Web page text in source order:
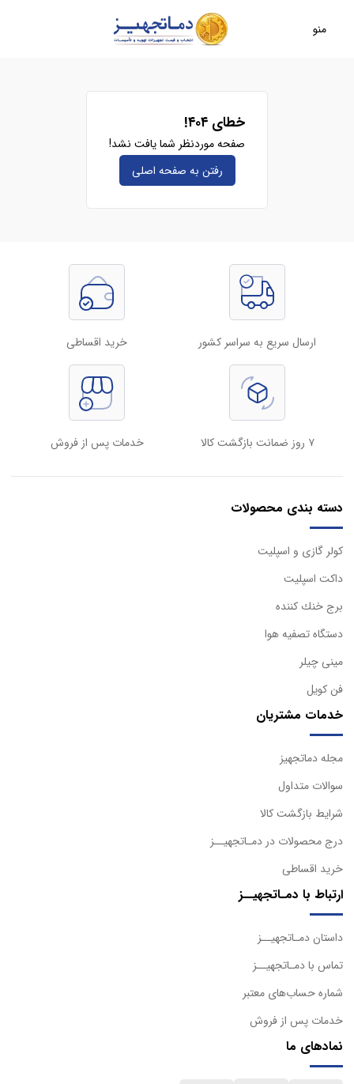
منو
خطای ۴۰۴!
صفحه موردنظر شما یافت نشد!
رفتن به صفحه‌ اصلی
ارسال سریع به سراسر کشور خرید اقساطی
۷ روز ضمانت بازگشت کالا خدمات پس از فروش
دسته بندی محصولات
كولر گازی و اسپليت
داكت اسپليت
برج خنك كننده
دستگاه تصفيه هوا
مینی چیلر
فن کویل
خدمات مشتریان
مجله دماتجهیز
سوالات متداول
شرایط بازگشت کالا
درج محصولات در دمـاتجهیــز
خرید اقساطی
ارتباط با دمـاتجهیــز
داستان دمـاتجهیــز
تماس با دمـاتجهیــز
شماره حساب‌های معتبر
خدمات پس از فروش
نمادهای ما